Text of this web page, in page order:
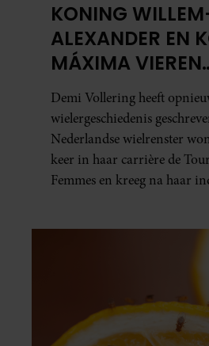
KONING
ALEXANDER EN
MÁXIMA VIEREN
HISTORISCHE
VOLLERING OP
FRANCE FEMMES
Demi Vollering heeft
wielergeschiedenis
Nederlandse wielrenster
keer in haar carrière de
Femmes en kreeg na haar